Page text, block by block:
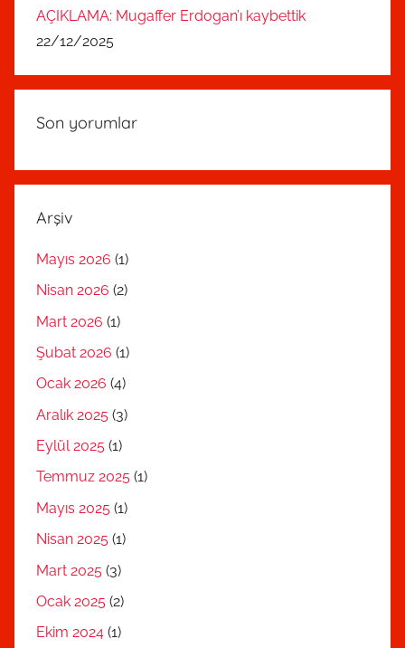
AÇIKLAMA: Mugaffer Erdogan’ı kaybettik
22/12/2025
Son yorumlar
Arşiv
Mayıs 2026 (1)
Nisan 2026 (2)
Mart 2026 (1)
Şubat 2026 (1)
Ocak 2026 (4)
Aralık 2025 (3)
Eylül 2025 (1)
Temmuz 2025 (1)
Mayıs 2025 (1)
Nisan 2025 (1)
Mart 2025 (3)
Ocak 2025 (2)
Ekim 2024 (1)